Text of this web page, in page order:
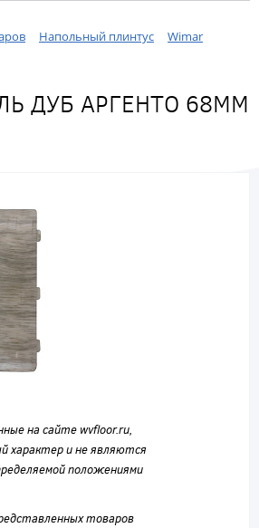
Напольный плинтус
Wimar
ДУБ АРГЕНТО 68ММ
на сайте wvfloor.ru,
характер и не являются
положениями
товаров